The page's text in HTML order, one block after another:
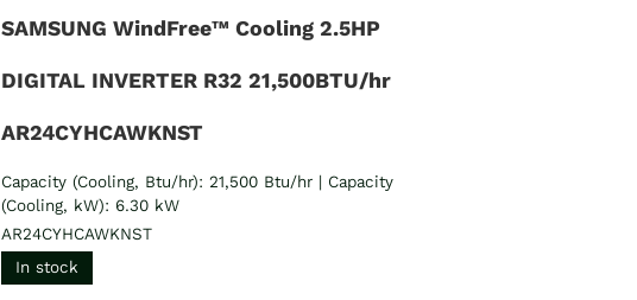
SAMSUNG WindFree™ Cooling 2.5HP
DIGITAL INVERTER R32 21,500BTU/hr
AR24CYHCAWKNST
Capacity (Cooling, Btu/hr): 21,500 Btu/hr | Capacity
(Cooling, kW): 6.30 kW
AR24CYHCAWKNST
In stock